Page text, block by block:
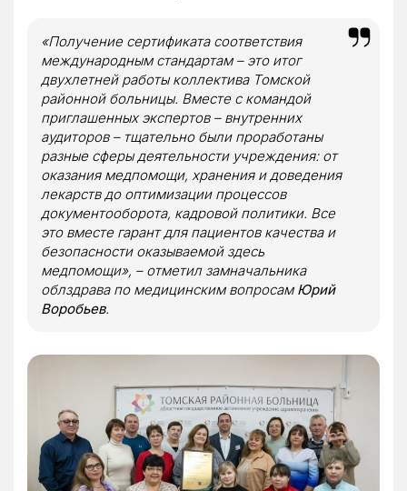
«Получение сертификата соответствия
международным стандартам – это итог
двухлетней работы коллектива Томской
районной больницы. Вместе с командой
приглашенных экспертов – внутренних
аудиторов – тщательно были проработаны
разные сферы деятельности учреждения: от
оказания медпомощи, хранения и доведения
лекарств до оптимизации процессов
документооборота, кадровой политики. Все
это вместе гарант для пациентов качества и
безопасности оказываемой здесь
медпомощи», – отметил замначальника
облздрава по медицинским вопросам Юрий
Воробьев.